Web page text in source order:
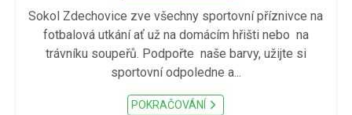
Sokol Zdechovice zve všechny sportovní příznivce na
fotbalová utkání ať už na domácím hřišti nebo na
trávníku soupeřů. Podpořte naše barvy, užijte si
sportovní odpoledne a...
POKRAČOVÁNÍ